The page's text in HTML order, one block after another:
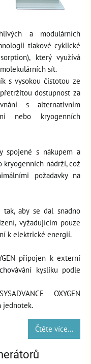
a modulárních
tlakové cyklické
který využívá
sít.
s vysokou čistotou ze
dostupnost za
s alternativním
nebo kryogenních
spojené s nákupem a
kryogenních nádrží, což
požadavky na
tak, aby se dal snadno
vyžadujícím pouze
k elektrické energií.
připojen k externí
kyslíku podle
OXYGEN
jednotek.
Čtěte více...